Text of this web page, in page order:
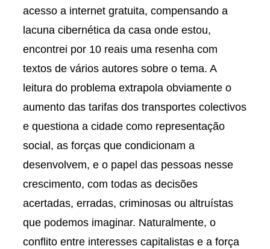
acesso a internet gratuita, compensando a
lacuna cibernética da casa onde estou,
encontrei por 10 reais uma resenha com
textos de vários autores sobre o tema. A
leitura do problema extrapola obviamente o
aumento das tarifas dos transportes colectivos
e questiona a cidade como representação
social, as forças que condicionam a
desenvolvem, e o papel das pessoas nesse
crescimento, com todas as decisões
acertadas, erradas, criminosas ou altruístas
que podemos imaginar. Naturalmente, o
conflito entre interesses capitalistas e a força